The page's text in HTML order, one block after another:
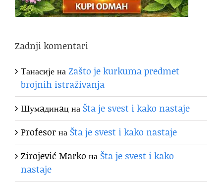
Zadnji komentari
ТанасијенаZašto je kurkuma predmet
brojnih istraživanja
Шумaдинaцна Šta je svest i kako nastaje
Profesorна Šta je svest i kako nastaje
Zirojević Marko на Šta je svest i kako
nastaje